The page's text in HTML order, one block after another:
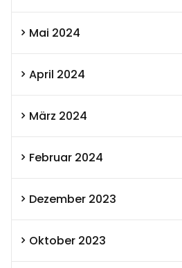
Mai 2024
April 2024
März 2024
Februar 2024
Dezember 2023
Oktober 2023